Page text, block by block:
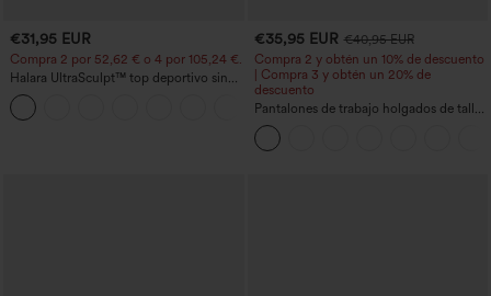
€31,95 EUR
Compra 2 por 52,62 € o 4 por 105,24 €.
Halara UltraSculpt™ top deportivo sin
mangas con escote redondo y bajo
curvo
+11
€35,95 EUR €40,95 EUR
Compra 2 y obtén un 10% de descuento
| Compra 3 y obtén un 20% de
descuento
Pantalones de trabajo holgados de talle
medio con bolsillos y pernera estilo
barril